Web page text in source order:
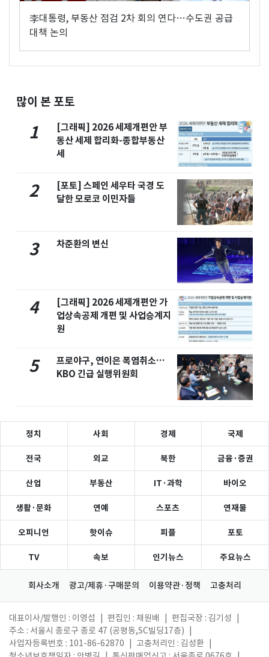
李대통령, 부동산 점검 2차 회의 연다…수도권 공급
대책 논의
많이 본 포토
1
[그래픽] 2026 세제개편안 부
동산 세제 합리화-종합부동산
세
2
[포토] 스페인 세우타 국경 도
달한 모로코 이민자들
3 차준환의 변신
4
[그래픽] 2026 세제개편안 가
업상속공제 개편 및 사업승계지
원
5
프로야구, 연이은 폭염취소…
KBO 긴급 실행위원회
정치 사회 경제 국제
전국 외교 북한 금융·증권
산업 부동산 IT·과학 바이오
생활·문화 연예 스포츠 연재물
오피니언 핫이슈 피플 포토
TV 속보 인기뉴스 주요뉴스
회사소개 광고/제휴·구매문의 이용약관·정책 고충처리
대표이사/발행인 : 이영섭 편집인 : 채원배 편집국장 : 김기성
주소 : 서울시 종로구 종로 47 (공평동,SC빌딩17층)
사업자등록번호 : 101-86-62870
고충처리인 : 김성환